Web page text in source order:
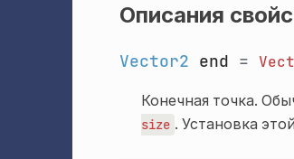
Описания
Vector2 end =
Конечная точка.
size . Установка